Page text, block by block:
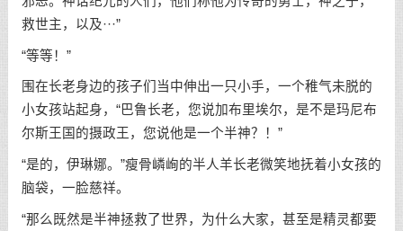
救世主，以及···”
“等等！”
围在长老身边的孩子们当中伸出一只小手，一个稚气未脱的
小女孩站起身，“巴鲁长老，您说加布里埃尔，是不是玛尼布
尔斯王国的摄政王，您说他是一个半神？！”
“是的，伊琳娜。”瘦骨嶙峋的半人羊长老微笑地抚着小女孩的
脑袋，一脸慈祥。
“那么既然是半神拯救了世界，为什么大家，甚至是精灵都要